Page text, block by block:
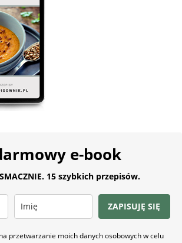
e-book
SMACZNIE. 15 szybkich przepisów.
ZAPISUJĘ SIĘ
przetwarzanie moich danych osobowych w celu